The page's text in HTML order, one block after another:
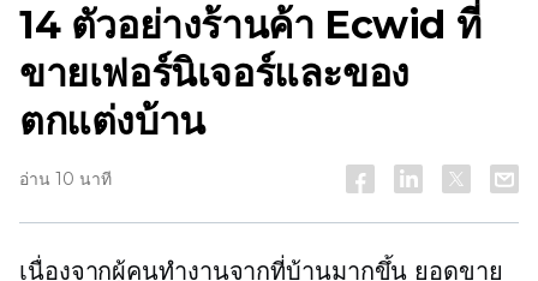
14 ตัวอย่างร้านค้า Ecwid ที่
ขายเฟอร์นิเจอร์และของ
ตกแต่งบ้าน
อ่าน 10 นาที
เนื่องจากผู้คนทำงานจากที่บ้านมากขึ้น ยอดขาย